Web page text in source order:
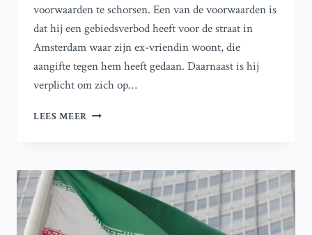
voorwaarden te schorsen. Een van de voorwaarden is
dat hij een gebiedsverbod heeft voor de straat in
Amsterdam waar zijn ex-vriendin woont, die
aangifte tegen hem heeft gedaan. Daarnaast is hij
verplicht om zich op…
LEES MEER KICKBOKSER
NA
ARREST
VOOR
AANVAL